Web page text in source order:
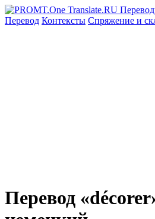
Перевод Контексты Спряжение и
Перевод